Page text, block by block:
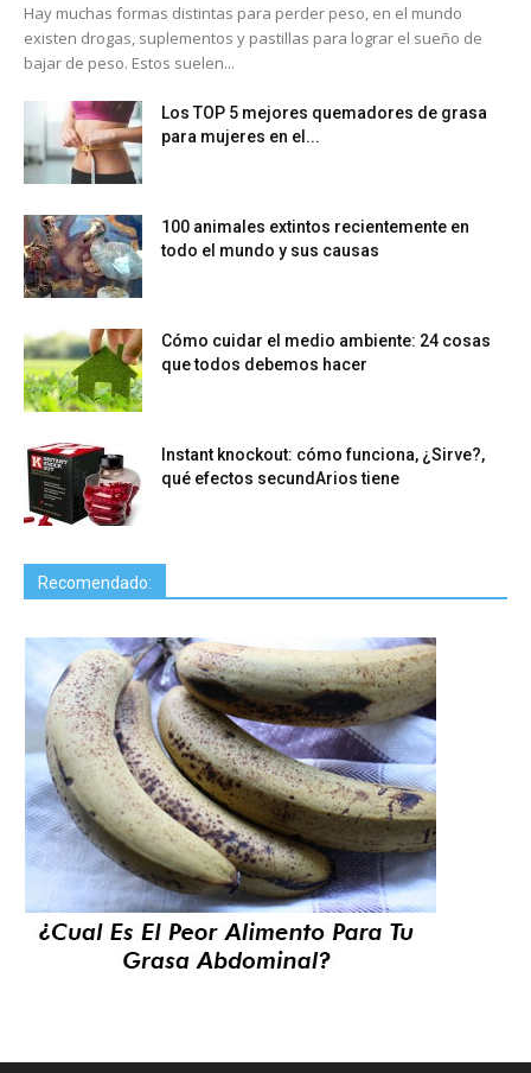
Hay muchas formas distintas para perder peso, en el mundo
existen drogas, suplementos y pastillas para lograr el sueño de
bajar de peso. Estos suelen...
Los TOP 5 mejores quemadores de grasa
para mujeres en el...
100 animales extintos recientemente en
todo el mundo y sus causas
Cómo cuidar el medio ambiente: 24 cosas
que todos debemos hacer
Instant knockout: cómo funciona, ¿Sirve?,
qué efectos secundArios tiene
Recomendado: